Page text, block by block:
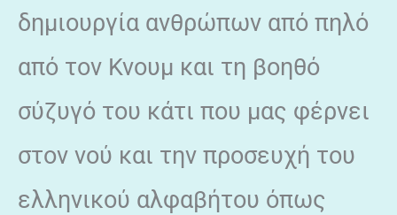
δημιουργία ανθρώπων από πηλό
από τον Κνουμ και τη βοηθό
σύζυγό του κάτι που μας φέρνει
στον νού και την προσευχή του
ελληνικού αλφαβήτου όπως